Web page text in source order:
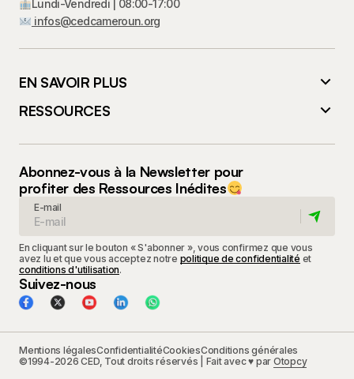
Lundi-Vendredi | 08:00-17:00
infos@cedcameroun.org
EN SAVOIR PLUS
RESSOURCES
Abonnez-vous à la Newsletter pour
profiter des Ressources Inédites
E-mail
En cliquant sur le bouton « S'abonner », vous confirmez que vous
avez lu et que vous acceptez notre politique de confidentialité et
conditions d'utilisation.
Suivez-nous
Mentions légalesConfidentialitéCookiesConditions générales
©1994-2026 CED, Tout droits réservés | Fait avec ♥ par Otopcy